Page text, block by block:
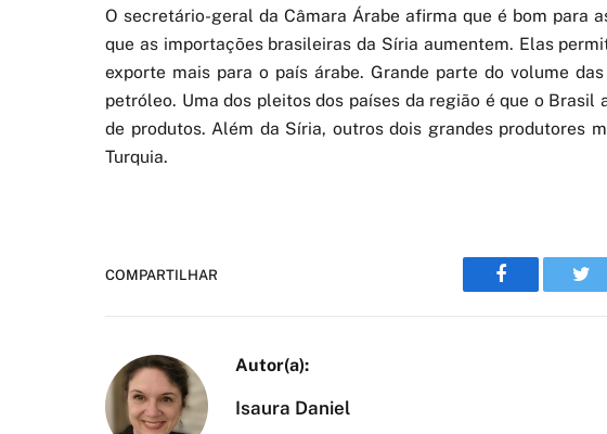
O secretário-geral da Câmara Árabe afirma que é bom para
que as importações brasileiras da Síria aumentem. Elas
exporte mais para o país árabe. Grande parte do volume
petróleo. Uma dos pleitos dos países da região é que o
de produtos. Além da Síria, outros dois grandes produtores
Turquia.
COMPARTILHAR
Facebook
Isaura Daniel